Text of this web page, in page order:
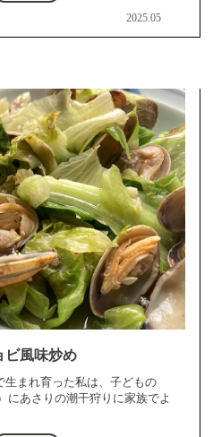
2025.05
ビ風味炒め
にあさりの潮干狩りに家族でよ